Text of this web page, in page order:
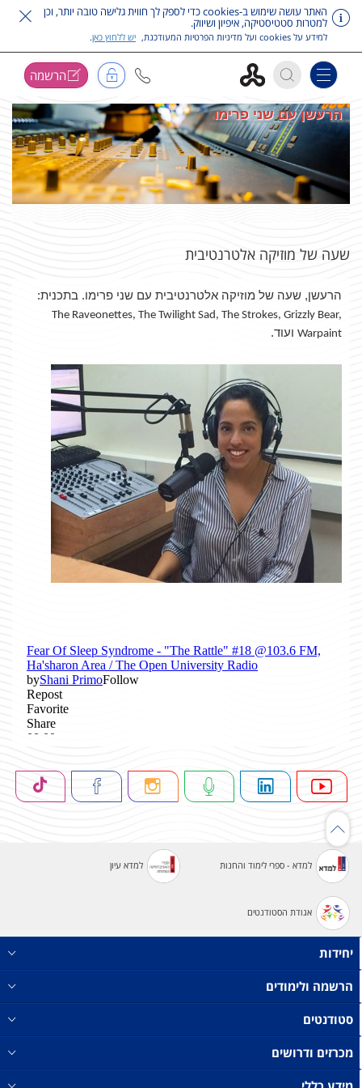
לדלג על תפריט ראשי
האתר עושה שימוש ב-cookies כדי לספק לך חווית גלישה טובה יותר, וכן
למטרות סטטיסטיקה, איפיון ושיווק.
למידע על cookies ועל מדיניות הפרטיות המעודכנת, יש ללחוץ כאן.
Toggle navigation הרשמה
הרעשן עם שני פרימו
שעה של מוזיקה אלטרנטיבית
הרעשן, שעה של מוזיקה אלטרנטיבית עם שני פרימו. בתכנית:
The Raveonettes, The Twilight Sad, The Strokes, Grizzly Bear,
Warpaint ועוד.
למדא - ספרי לימוד והחנות למדא עיון
אגודת הסטודנטים
יחידות
הרשמה ולימודים
סטודנטים
מכרזים ודרושים